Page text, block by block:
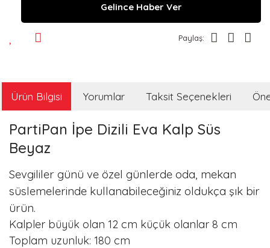
Gelince Haber Ver
Paylaş:
Ürün Bilgisi Yorumlar Taksit Seçenekleri
PartiPan İpe Dizili Eva Kalp Süs
Beyaz
Sevgililer günü ve özel günlerde oda, mekan
süslemelerinde kullanabileceğiniz oldukça şık bir
ürün.
Kalpler büyük olan 12 cm küçük olanlar 8 cm
Toplam uzunluk: 180 cm